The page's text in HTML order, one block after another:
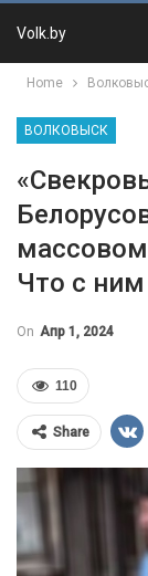
Volk.by
Home
ВОЛКОВЫСК
Что с
On Апр 1, 2024
110
Share